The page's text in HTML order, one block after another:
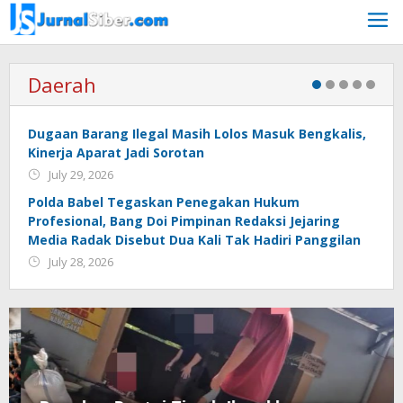
Skip
to
content
Daerah
Dugaan Barang Ilegal Masih Lolos Masuk Bengkalis,
Kinerja Aparat Jadi Sorotan
July 29, 2026
Polda Babel Tegaskan Penegakan Hukum
Profesional, Bang Doi Pimpinan Redaksi Jejaring
Media Radak Disebut Dua Kali Tak Hadiri Panggilan
July 28, 2026